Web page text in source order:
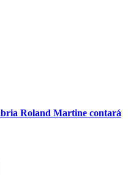
Roland Martine contará